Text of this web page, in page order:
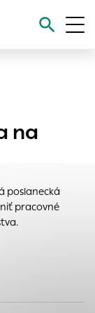
na
poslanecká
pracovné
stránky môžu
uložila Vaša